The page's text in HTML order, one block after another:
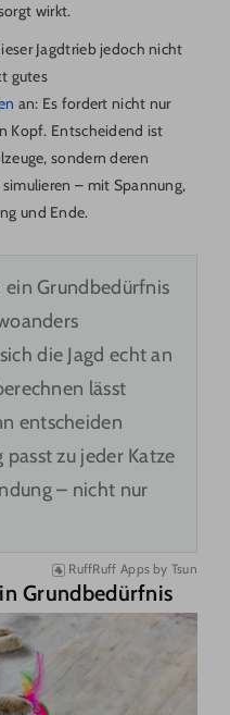
wirkt.
Jagdtrieb jedoch nicht
gutes
an: Es fordert nicht nur
Kopf. Entscheidend ist
sondern deren
– mit Spannung,
und Ende.
ein Grundbedürfnis
die Jagd echt an
lässt
entscheiden
zu jeder Katze
– nicht nur
RuffRuff Apps by Tsun
Grundbedürfnis